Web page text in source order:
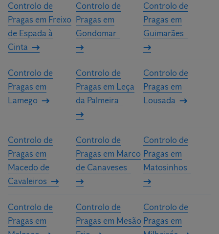
Controlo de
Pragas em Freixo
de Espada à
Cinta
Controlo de
Pragas em
Gondomar
Controlo de
Pragas em
Guimarães
Controlo de
Pragas em
Lamego
Controlo de
Pragas em Leça
da Palmeira
Controlo de
Pragas em
Lousada
Controlo de
Pragas em
Macedo de
Cavaleiros
Controlo de
Pragas em Marco
de Canaveses
Controlo de
Pragas em
Matosinhos
Controlo de
Pragas em
Controlo de
Pragas em Mesão
Controlo de
Pragas em